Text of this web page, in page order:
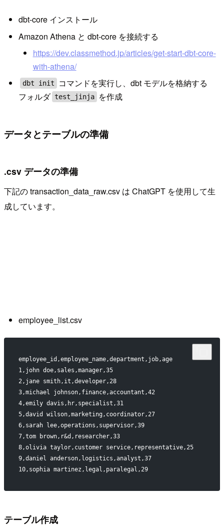
dbt-core インストール
Amazon Athena と dbt-core を接続する
https://dev.classmethod.jp/articles/get-start-dbt-core-
with-athena/
dbt init
コマンドを実行し、dbt モデルを格納する
フォルダ test_jinja を作成
データとテーブルの準備
.csv データの準備
下記の transaction_data_raw.csv は ChatGPT を使用して生
成しています。
employee_list.csv
employee_id,employee_name,department,job,age
1,john doe,sales,manager,35
2,jane smith,it,developer,28
3,michael johnson,finance,accountant,42
4,emily davis,hr,specialist,31
5,david wilson,marketing,coordinator,27
6,sarah lee,operations,supervisor,39
7,tom brown,r&d,researcher,33
8,olivia taylor,customer service,representative,25
9,daniel anderson,logistics,analyst,37
10,sophia martinez,legal,paralegal,29
テーブル作成